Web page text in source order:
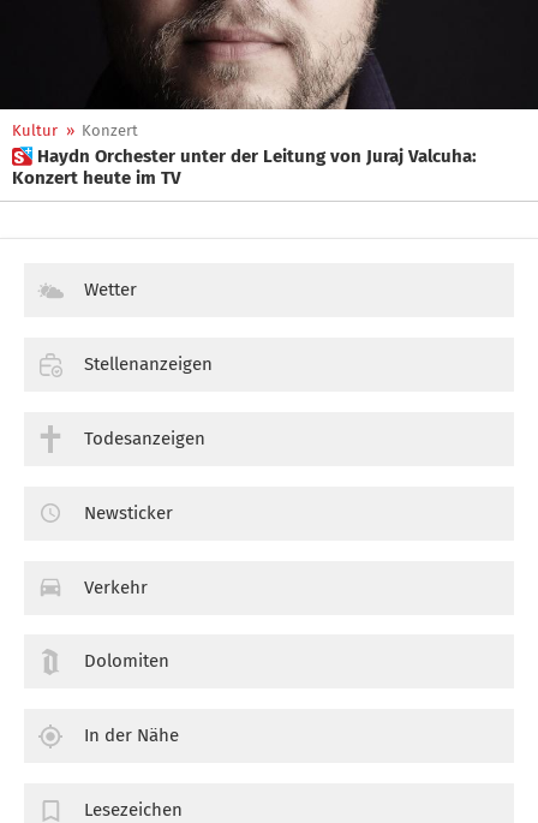
Kultur » Konzert
 Haydn Orchester unter der Leitung von Juraj Valcuha:
Konzert heute im TV
Wetter
Stellenanzeigen
Todesanzeigen
Newsticker
Verkehr
Dolomiten
In der Nähe
Lesezeichen